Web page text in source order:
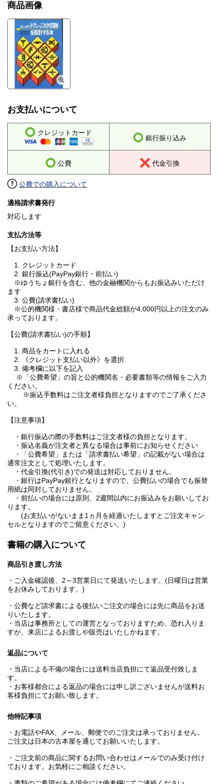
商品画像
お支払いについて
クレジットカード
銀行振り込み
公費 代金引換
公費での購入について
適格請求書発行
対応します
支払方法等
【お支払い方法】
1. クレジットカード
2. 銀行振込(PayPay銀行・前払い)
※ゆうちょ銀行を含む、他の金融機関からもお振込みいただけ
ます
3. 公費(請求書払い)
※公的機関様・書店様で商品代金総額が4,000円以上の注文のみ
承っております。
【公費(請求書払い)の手順】
1. 商品をカートに入れる
2. 《クレジット支払い以外》を選択
3. 備考欄に以下を記入
※「公費希望」の旨と公的機関名・必要書類等の情報をご入力
ください。
※振込手数料はご注文者様負担となりますのでご了承くださ
い。
【注意事項】
・銀行振込の際の手数料はご注文者様の負担となります。
・振込名義が注文者と異なる場合は事前にお知らせください
・「公費希望」または「請求書払い希望」の記載がない場合は
通常注文として処理いたします。
・代金引換(代引き)での発送は対応しておりません。
・銀行はPayPay銀行となりますので、公費払いの場合でも振替
用紙は同封しておりません。
・前払いの場合には原則、2週間以内にお振込みをお願いしてお
ります。
(お支払いがないまま1ヵ月を経過いたしますとご注文キャン
セルとなりますのでご留意ください。)
書籍の購入について
商品引き渡し方法
・ご入金確認後、2～3営業日にて発送いたします。(日曜日は営業
をお休みしております。)
・公費など請求書による後払いご注文の場合には先に商品をお送
りいたします。
・当店は事務所としての運営となっておりますため、恐れ入りま
すが、来店によるお渡しや販売はいたしかねます。
返品について
・当店による不備の場合には送料当店負担にて返品受付致しま
す。
・お客様都合による返品の場合には申し訳ございませんが送料お
客様負担にてお願い致します。
他特記事項
・お電話やFAX、メール、郵便でのご注文は承っておりません。
ご注文は日本の古本屋を通じてお願いいたします。
・ご注文前の商品に関するお問い合わせはメールでのみ受け付け
ております。お気軽にご相談ください。